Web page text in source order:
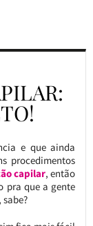
e que ainda
procedimentos
capilar, então
pra que a gente